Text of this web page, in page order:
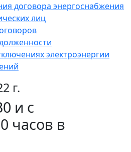
договора энергоснабжения
лиц
электроэнергии
г.
и с
часов в